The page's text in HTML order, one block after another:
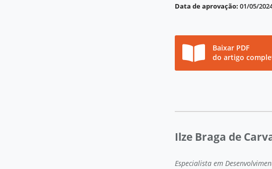
Data de aprovação: 01/05/
Baixar PDF
do artigo
Ilze Braga de
Especialista em